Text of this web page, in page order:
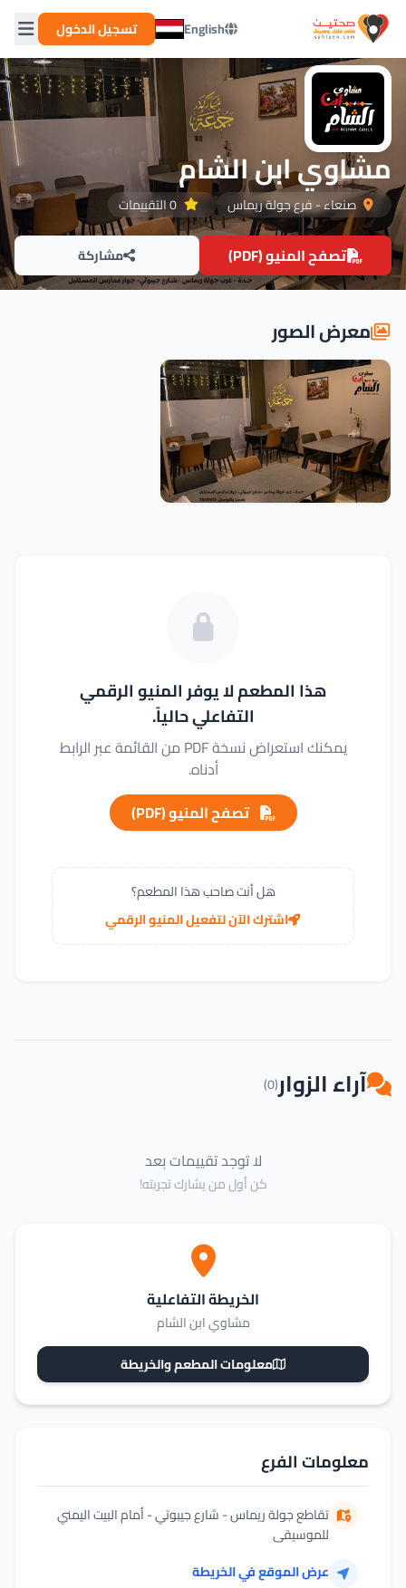
English تسجيل الدخول
مشاوي ابن الشام
صنعاء - فرع جولة ريماس 0 التقييمات
تصفح المنيو (PDF) مشاركة
معرض الصور
هذا المطعم لا يوفر المنيو الرقمي
التفاعلي حالياً.
يمكنك استعراض نسخة PDF من القائمة عبر الرابط
أدناه.
تصفح المنيو (PDF)
هل أنت صاحب هذا المطعم؟
اشترك الآن لتفعيل المنيو الرقمي
آراء الزوار(0)
لا توجد تقييمات بعد
كن أول من يشارك تجربته!
الخريطة التفاعلية
مشاوي ابن الشام
معلومات المطعم والخريطة
معلومات الفرع
تقاطع جولة ريماس - شارع جيبوتي - أمام البيت اليمني
للموسيقى
عرض الموقع في الخريطة